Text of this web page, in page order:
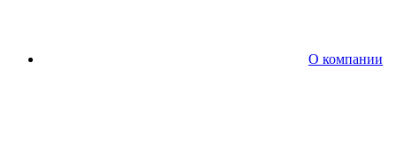
О компании